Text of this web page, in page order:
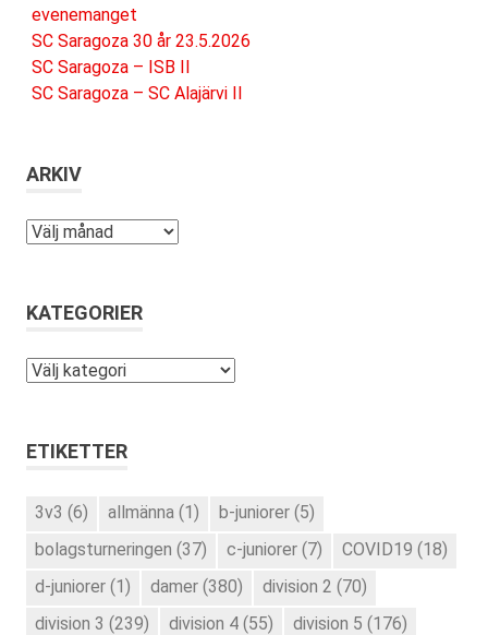
evenemanget
SC Saragoza 30 år 23.5.2026
SC Saragoza – ISB II
SC Saragoza – SC Alajärvi II
ARKIV
Arkiv
KATEGORIER
Kategorier
ETIKETTER
3v3 (6) allmänna (1) b-juniorer (5)
bolagsturneringen (37) c-juniorer (7) COVID19 (18)
d-juniorer (1) damer (380) division 2 (70)
division 3 (239) division 4 (55) division 5 (176)